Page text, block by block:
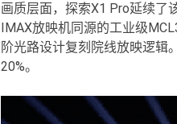
画质层面，探索X1 Pro延续了
IMAX放映机同源的工业级
阶光路设计复刻院线放映逻辑
20%。